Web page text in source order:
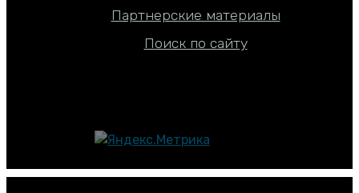
Партнерские материалы
Поиск по сайту